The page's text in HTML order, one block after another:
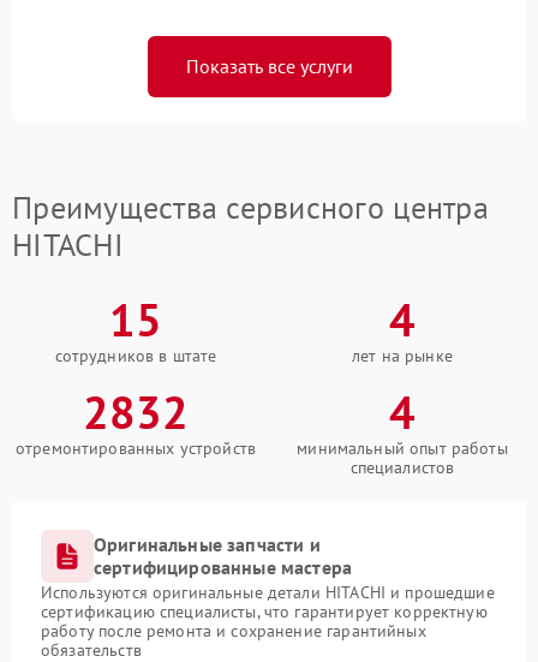
Показать все услуги
Преимущества сервисного центра
HITACHI
15
сотрудников в штате
4
лет на рынке
2832
отремонтированных устройств
4
минимальный опыт работы
специалистов
Оригинальные запчасти и
сертифицированные мастера
Используются оригинальные детали HITACHI и прошедшие
сертификацию специалисты, что гарантирует корректную
работу после ремонта и сохранение гарантийных
обязательств